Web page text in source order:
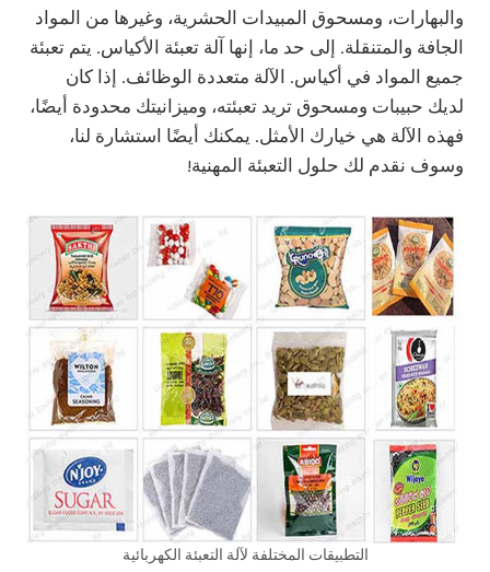
والبهارات، ومسحوق المبيدات الحشرية، وغيرها من المواد
الجافة والمتنقلة. إلى حد ما، إنها آلة تعبئة الأكياس. يتم تعبئة
جميع المواد في أكياس. الآلة متعددة الوظائف. إذا كان
لديك حبيبات ومسحوق تريد تعبئته، وميزانيتك محدودة أيضًا،
فهذه الآلة هي خيارك الأمثل. يمكنك أيضًا استشارة لنا،
وسوف نقدم لك حلول التعبئة المهنية!
التطبيقات المختلفة لآلة التعبئة الكهربائية